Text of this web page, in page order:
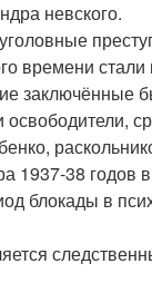
невского.
времени
заключённые
освободители,
1937-38
блокады в